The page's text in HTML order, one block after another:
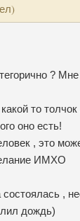
)
?
то
оно есть!
, это
ИМХО
,
дождь)